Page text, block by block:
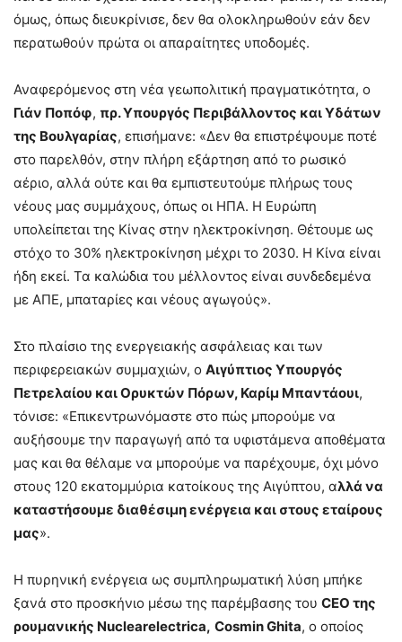
όμως, όπως διευκρίνισε, δεν θα ολοκληρωθούν εάν δεν
περατωθούν πρώτα οι απαραίτητες υποδομές.
Αναφερόμενος στη νέα γεωπολιτική πραγματικότητα, ο
Γιάν Ποπόφ, πρ.Yπουργός Περιβάλλοντος και Υδάτων
της Βουλγαρίας, επισήμανε: «Δεν θα επιστρέψουμε ποτέ
στο παρελθόν, στην πλήρη εξάρτηση από το ρωσικό
αέριο, αλλά ούτε και θα εμπιστευτούμε πλήρως τους
νέους μας συμμάχους, όπως οι ΗΠΑ. Η Ευρώπη
υπολείπεται της Κίνας στην ηλεκτροκίνηση. Θέτουμε ως
στόχο το 30% ηλεκτροκίνηση μέχρι το 2030. Η Κίνα είναι
ήδη εκεί. Τα καλώδια του μέλλοντος είναι συνδεδεμένα
με ΑΠΕ, μπαταρίες και νέους αγωγούς».
Στο πλαίσιο της ενεργειακής ασφάλειας και των
περιφερειακών συμμαχιών, ο Αιγύπτιος Υπουργός
Πετρελαίου και Ορυκτών Πόρων, Καρίμ Μπαντάουι,
τόνισε: «Επικεντρωνόμαστε στο πώς μπορούμε να
αυξήσουμε την παραγωγή από τα υφιστάμενα αποθέματα
μας και θα θέλαμε να μπορούμε να παρέχουμε, όχι μόνο
στους 120 εκατομμύρια κατοίκους της Αιγύπτου, αλλά να
καταστήσουμε διαθέσιμη ενέργεια και στους εταίρους
μας».
Η πυρηνική ενέργεια ως συμπληρωματική λύση μπήκε
ξανά στο προσκήνιο μέσω της παρέμβασης του CEO της
ρουμανικής Nuclearelectrica, Cosmin Ghita, ο οποίος